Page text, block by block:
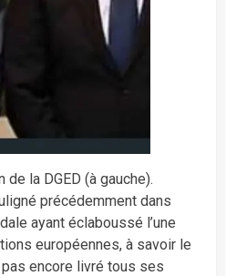
la DGED (à gauche).
précédemment dans
ayant éclaboussé l’une
européennes, à savoir le
pas encore livré tous ses